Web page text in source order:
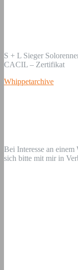
S + L Sieger
CACIL – Zertifikat
Whippetarchive
Bei Interesse an einem
sich bitte mit mir in